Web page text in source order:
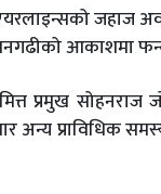
जहाज
आकाशमा
प्रमुख
अन्य प्राविधिक